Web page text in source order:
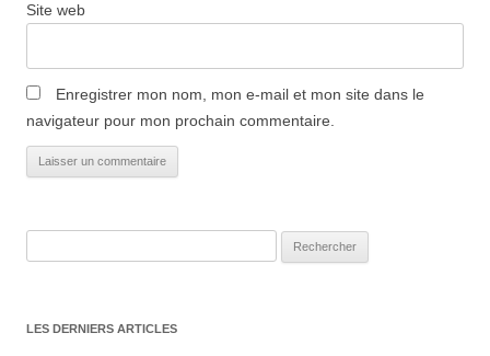
Site web
Enregistrer mon nom, mon e-mail et mon site dans le
navigateur pour mon prochain commentaire.
LES DERNIERS ARTICLES